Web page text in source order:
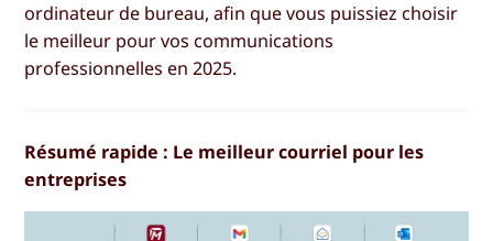
ordinateur de bureau, afin que vous puissiez choisir
le meilleur pour vos communications
professionnelles en 2025.
Résumé rapide : Le meilleur courriel pour les
entreprises